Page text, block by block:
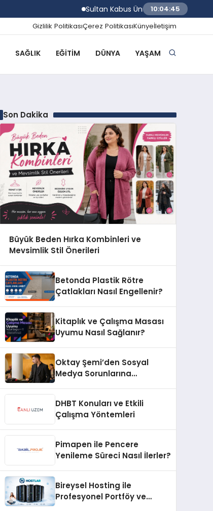
Sultan Kabus Üniversitesi Afaq Programı
10:04:46
Gizlilik PolitikasıÇerez PolitikasıKünyeİletişim
SAĞLIK EĞITIM DÜNYA YAŞAM
Son Dakika
Büyük Beden Hırka Kombinleri ve
Mevsimlik Stil Önerileri
Betonda Plastik Rötre
Çatlakları Nasıl Engellenir?
Kitaplık ve Çalışma Masası
Uyumu Nasıl Sağlanır?
Oktay Şemi’den Sosyal
Medya Sorunlarına
DHBT Konuları ve Etkili
Çalışma Yöntemleri
Pimapen ile Pencere
Yenileme Süreci Nasıl İlerler?
Bireysel Hosting ile
Profesyonel Portföy ve